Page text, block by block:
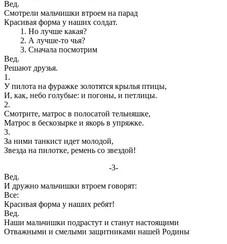
Вед.
Смотрели мальчишки втроем на парад
Красивая форма у наших солдат.
Но лучше какая?
А лучше-то чья?
Сначала посмотрим
Вед.
Решают друзья.
1.
У пилота на фуражке золотятся крылья птицы,
И, как, небо голубые: и погоны, и петлицы.
2.
Смотрите, матрос в полосатой тельняшке,
Матрос в бескозырке и якорь в упряжке.
3.
За ними танкист идет молодой,
Звезда на пилотке, ремень со звездой!
-3-
Вед.
И дружно мальчишки втроем говорят:
Все:
Красивая форма у наших ребят!
Вед.
Наши мальчишки подрастут и станут настоящими
Отважными и смелыми защитниками нашей Родины